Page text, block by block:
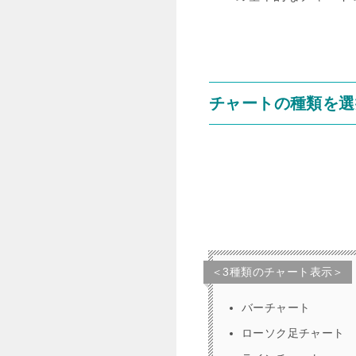
チャートの種類を
＜3種類のチャート表示＞
バーチャート
ローソク足チャート